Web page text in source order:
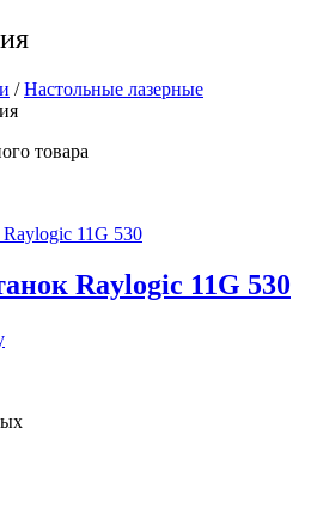
/Настольные лазерные
товара
Raylogic 11G 530